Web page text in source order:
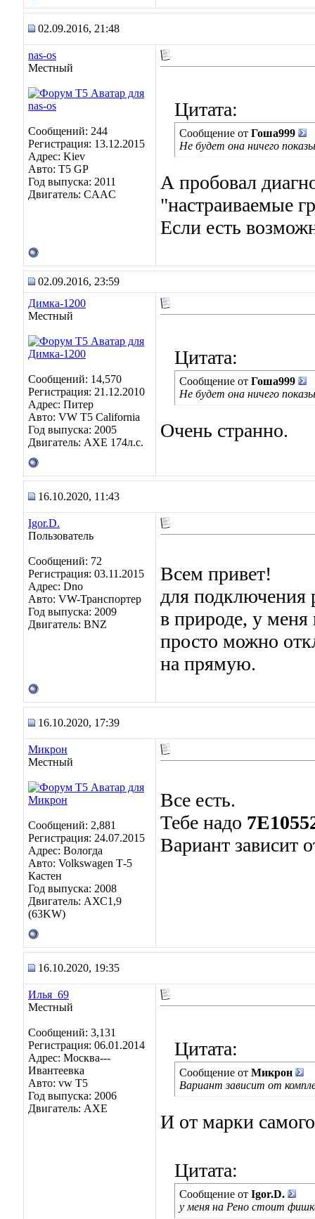
02.09.2016, 21:48
nas-os
Местный
Сообщений: 244
Регистрация: 13.12.2015
Адрес: Kiev
Авто: Т5 GP
Год выпуска: 2011
Двигатель: CAAC
Цитата:
Сообщение от Гоша999
Не будет она ничего
А пробовал
"настраиваемые
Если есть
02.09.2016, 23:59
Димка-1200
Местный
Сообщений: 14,570
Регистрация: 21.12.2010
Адрес: Питер
Авто: VW T5 California
Год выпуска: 2005
Двигатель: AXE 174л.с.
Цитата:
Сообщение от Гоша999
Не будет она ничего
Очень странно.
16.10.2020, 11:43
Igor.D.
Пользователь
Сообщений: 72
Регистрация: 03.11.2015
Адрес: Dno
Авто: VW-Транспортер
Год выпуска: 2009
Двигатель: BNZ
Всем привет!
для подключения
в природе, у
просто можно
на прямую.
16.10.2020, 17:39
Микрон
Местный
Сообщений: 2,881
Регистрация: 24.07.2015
Адрес: Вологда
Авто: Volkswagen Т-5
Кастен
Год выпуска: 2008
Двигатель: АХС1,9
(63KW)
Все есть.
Тебе надо
Вариант зависит
16.10.2020, 19:35
Илья_69
Местный
Сообщений: 3,131
Регистрация: 06.01.2014
Адрес: Москва---
Ивантеевка
Авто: vw T5
Год выпуска: 2006
Двигатель: AXE
Цитата:
Сообщение от Микрон
Вариант зависит от
И от марки
Цитата:
Сообщение от Igor.D.
у меня на Рено стоит